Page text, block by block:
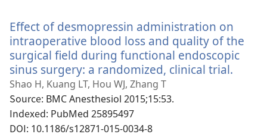
창
열
기)
Effect of desmopressin administration on
intraoperative blood loss and quality of the
surgical field during functional endoscopic
sinus surgery: a randomized, clinical trial.
Shao H, Kuang LT, Hou WJ, Zhang T
Source‎: BMC Anesthesiol 2015;15:53.
Indexed‎: PubMed 25895497
DOI‎: 10.1186/s12871-015-0034-8